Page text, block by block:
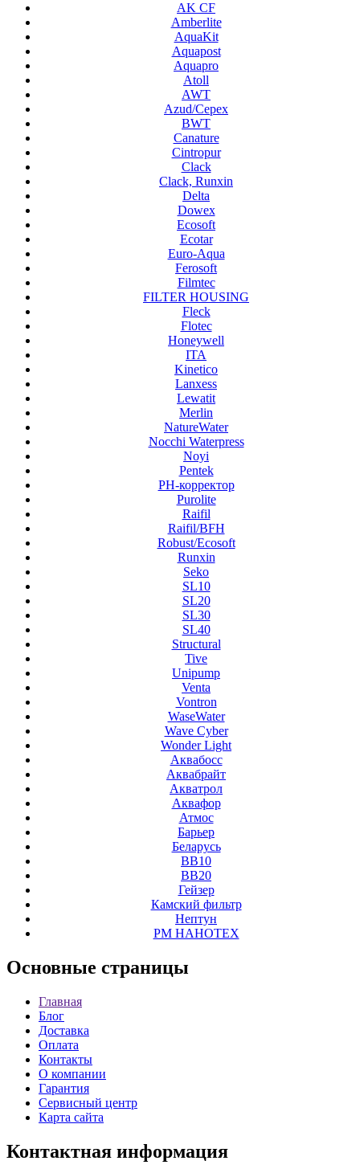
AK CF
Amberlite
AquaKit
Aquapost
Aquapro
Atoll
AWT
Azud/Cepex
BWT
Canature
Cintropur
Clack
Clack, Runxin
Delta
Dowex
Ecosoft
Ecotar
Euro-Aqua
Ferosoft
Filmtec
FILTER HOUSING
Fleck
Flotec
Honeywell
ITA
Kinetico
Lanxess
Lewatit
Merlin
NatureWater
Nocchi Waterpress
Noyi
Pentek
PH-корректор
Purolite
Raifil
Raifil/BFH
Robust/Ecosoft
Runxin
Seko
SL10
SL20
SL30
SL40
Structural
Tive
Unipump
Venta
Vontron
WaseWater
Wave Cyber
Wonder Light
Аквабосс
Аквабрайт
Акватрол
Аквафор
Атмос
Барьер
Беларусь
ВВ10
ВВ20
Гейзер
Камский фильтр
Нептун
РМ НАНОТЕХ
Основные страницы
Главная
Блог
Доставка
Оплата
Контакты
О компании
Гарантия
Сервисный центр
Карта сайта
Контактная информация